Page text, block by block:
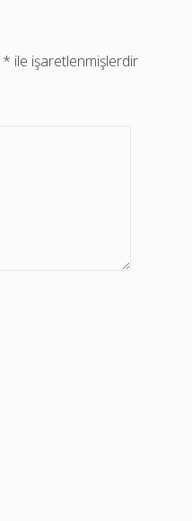
* ile işaretlenmişlerdir